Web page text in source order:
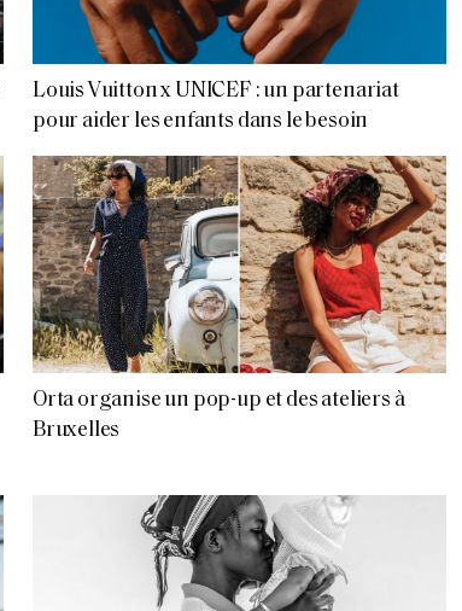
Louis Vuitton x UNICEF : un partenariat
pour aider les enfants dans le besoin
Orta organise un pop-up et des ateliers à
Bruxelles